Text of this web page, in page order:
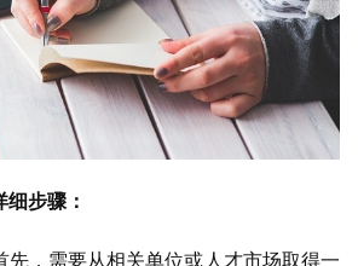
步骤：
先，需要从相关单位或人才市场取得一